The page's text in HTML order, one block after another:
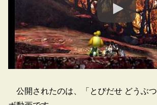
公開されたのは、「とびだせ どうぶ